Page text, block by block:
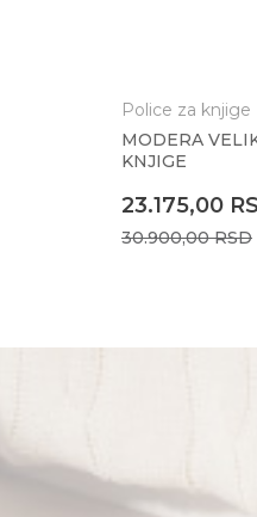
Police za knjige
MODERA
KNJIGE
23.175,00
30.900,00RSD